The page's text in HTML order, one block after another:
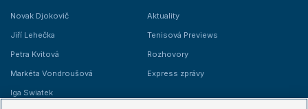
Novak Djokovič
Jiří Lehečka
Petra Kvitová
Markéta Vondroušová
Iga Swiatek
Aktuality
Tenisová Previews
Rozhovory
Express zprávy